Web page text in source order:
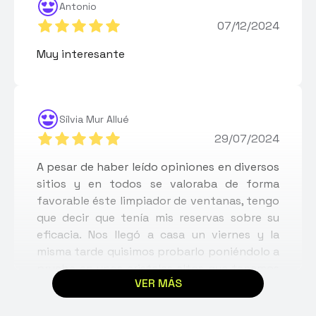
Antonio
07/12/2024
Muy interesante
Sílvia Mur Allué
29/07/2024
A pesar de haber leído opiniones en diversos
sitios y en todos se valoraba de forma
favorable éste limpiador de ventanas, tengo
que decir que tenía mis reservas sobre su
eficacia. Nos llegó a casa un viernes y la
misma tarde quisimos probarlo poniéndolo a
prueba en unos cristales altos que tenemos
en casa y que por su parte interior, al no ser
fácilmente accesible no estaban lo que
VER MÁS